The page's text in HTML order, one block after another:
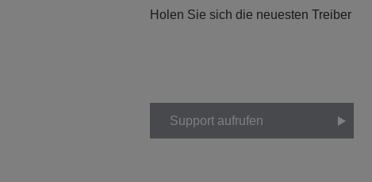
Holen Sie sich die neuesten Treiber
Support aufrufen